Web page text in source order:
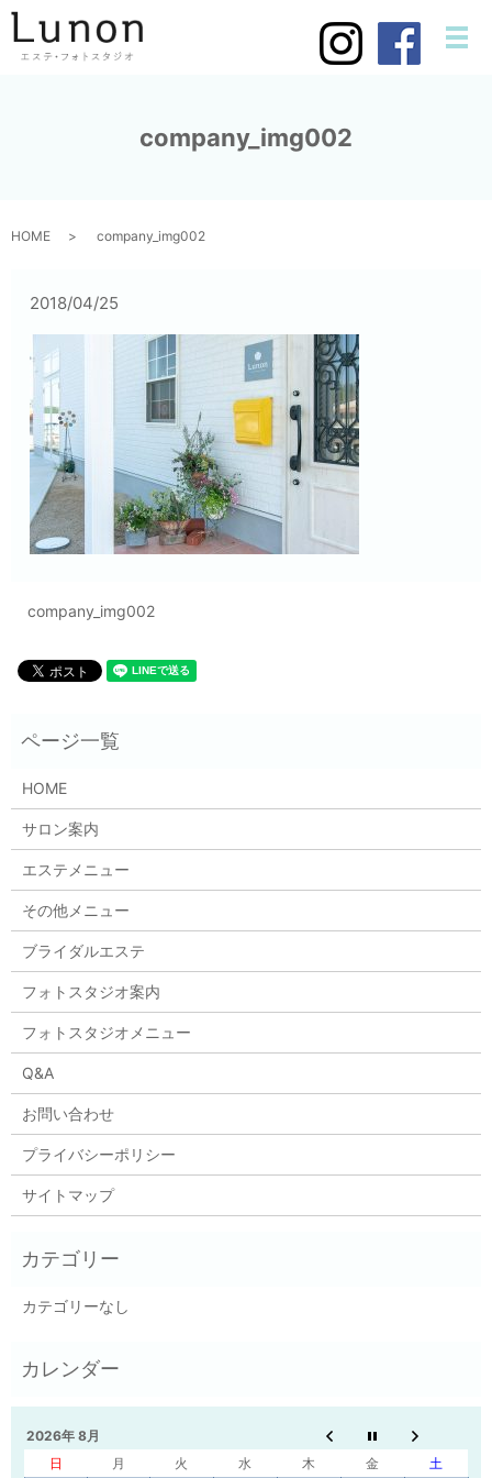
メ
company_img002
HOME company_img002
2018/04/25
company_img002
HOME
サロン案内
エステメニュー
その他メニュー
ブライダルエステ
フォトスタジオ案内
フォトスタジオメニュー
Q&A
お問い合わせ
プライバシーポリシー
サイトマップ
カテゴリーなし
2026年 8月
日
月 火 水 木 金 土